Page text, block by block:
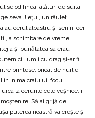
se odihnea, alături de suita
seva Jiețul, un râuleț
cerul albastru şi senin, cer
a schimbare de vreme...
şi bunătatea sa erau
lumii cu drag și-ar fi
printese, oricât de nurlie
în inima craiului, focul
urca la cerurile cele veşnice, i-
Să ai grijă de
puterea noastră va crește și